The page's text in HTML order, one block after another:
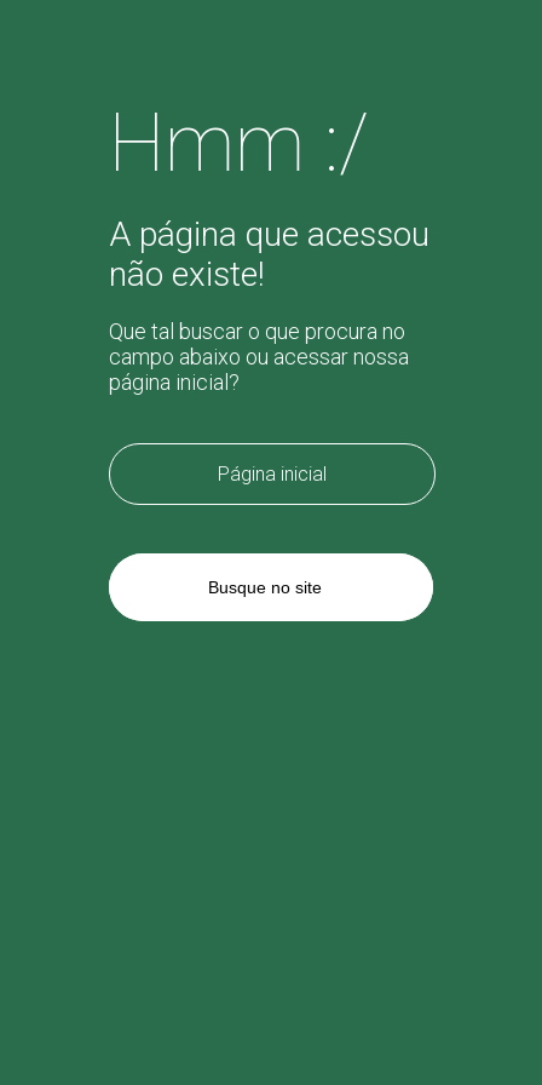
Hmm :/
A página que acessou
não existe!
Que tal buscar o que procura no
campo abaixo ou acessar nossa
página inicial?
Página inicial